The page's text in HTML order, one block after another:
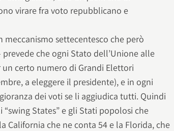
virare fra voto repubblicano e
settecentesco che però
che ogni Stato dell’Unione alle
certo numero di Grandi Elettori
a eleggere il presidente), e in ogni
dei voti se li aggiudica tutti. Quindi
States” e gli Stati popolosi che
California che ne conta 54 e la Florida, che